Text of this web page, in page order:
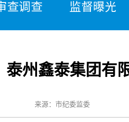
查调查 监督曝光
泰州鑫泰集团有
来源：市纪委监委